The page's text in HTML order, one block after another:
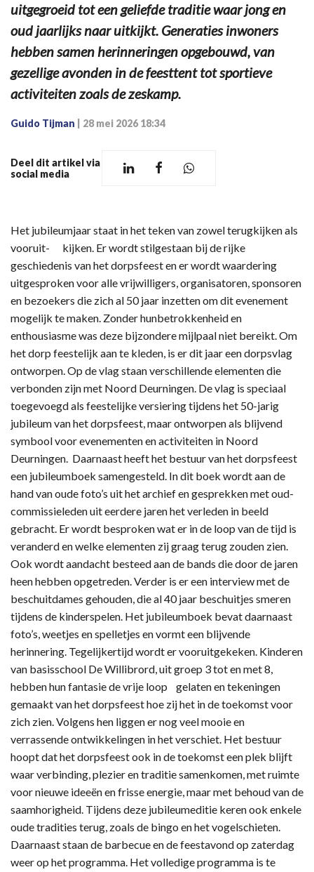
uitgegroeid tot een geliefde traditie waar jong en
oud jaarlijks naar uitkijkt. Generaties inwoners
hebben samen herinneringen opgebouwd, van
gezellige avonden in de feesttent tot sportieve
activiteiten zoals de zeskamp.
Guido Tijman 28 mei 2026 18:34
Deel dit artikel via
social media
Het jubileumjaar staat in het teken van zowel terugkijken als
vooruit- kijken. Er wordt stilgestaan bij de rijke
geschiedenis van het dorpsfeest en er wordt waardering
uitgesproken voor alle vrijwilligers, organisatoren, sponsoren
en bezoekers die zich al 50 jaar inzetten om dit evenement
mogelijk te maken. Zonder hunbetrokkenheid en
enthousiasme was deze bijzondere mijlpaal niet bereikt. Om
het dorp feestelijk aan te kleden, is er dit jaar een dorpsvlag
ontworpen. Op de vlag staan verschillende elementen die
verbonden zijn met Noord Deurningen. De vlag is speciaal
toegevoegd als feestelijke versiering tijdens het 50-jarig
jubileum van het dorpsfeest, maar ontworpen als blijvend
symbool voor evenementen en activiteiten in Noord
Deurningen. Daarnaast heeft het bestuur van het dorpsfeest
een jubileumboek samengesteld. In dit boek wordt aan de
hand van oude foto’s uit het archief en gesprekken met oud-
commissieleden uit eerdere jaren het verleden in beeld
gebracht. Er wordt besproken wat er in de loop van de tijd is
veranderd en welke elementen zij graag terug zouden zien.
Ook wordt aandacht besteed aan de bands die door de jaren
heen hebben opgetreden. Verder is er een interview met de
beschuitdames gehouden, die al 40 jaar beschuitjes smeren
tijdens de kinderspelen. Het jubileumboek bevat daarnaast
foto’s, weetjes en spelletjes en vormt een blijvende
herinnering. Tegelijkertijd wordt er vooruitgekeken. Kinderen
van basisschool De Willibrord, uit groep 3 tot en met 8,
hebben hun fantasie de vrije loop gelaten en tekeningen
gemaakt van het dorpsfeest hoe zij het in de toekomst voor
zich zien. Volgens hen liggen er nog veel mooie en
verrassende ontwikkelingen in het verschiet. Het bestuur
hoopt dat het dorpsfeest ook in de toekomst een plek blijft
waar verbinding, plezier en traditie samenkomen, met ruimte
voor nieuwe ideeën en frisse energie, maar met behoud van de
saamhorigheid. Tijdens deze jubileumeditie keren ook enkele
oude tradities terug, zoals de bingo en het vogelschieten.
Daarnaast staan de barbecue en de feestavond op zaterdag
weer op het programma. Het volledige programma is te